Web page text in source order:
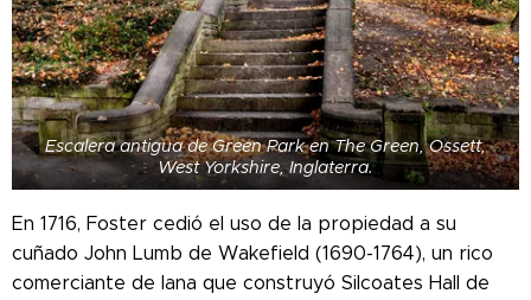
Escalera antigua de Green Park en The Green, Ossett,
West Yorkshire, Inglaterra.
En 1716, Foster cedió el uso de la propiedad a su
cuñado John Lumb de Wakefield (1690-1764), un rico
comerciante de lana que construyó Silcoates Hall de